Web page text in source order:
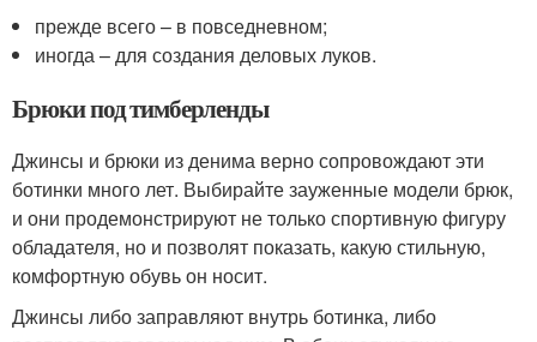
прежде всего – в повседневном;
иногда – для создания деловых луков.
Брюки под тимберленды
Джинсы и брюки из денима верно сопровождают эти
ботинки много лет. Выбирайте зауженные модели брюк,
и они продемонстрируют не только спортивную фигуру
обладателя, но и позволят показать, какую стильную,
комфортную обувь он носит.
Джинсы либо заправляют внутрь ботинка, либо